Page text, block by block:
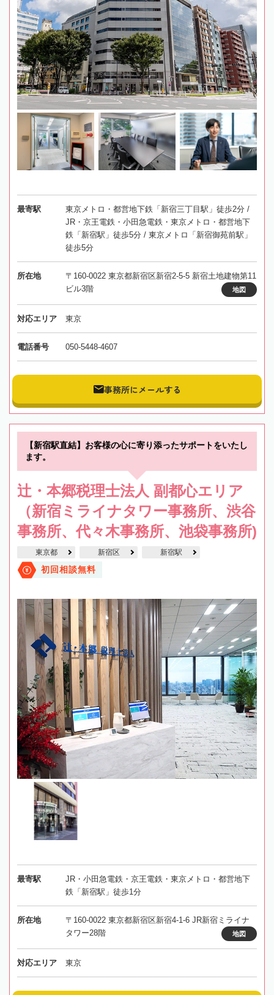
最寄駅
東京メトロ・都営地下鉄「新宿三丁目駅」徒歩2分 /
JR・京王電鉄・小田急電鉄・東京メトロ・都営地下
鉄「新宿駅」徒歩5分 / 東京メトロ「新宿御苑前駅」
徒歩5分
所在地
〒160-0022 東京都新宿区新宿2-5-5 新宿土地建物第11
ビル3階
地図
対応エリア 東京
電話番号 050-5448-4607
事務所にメールする
【新宿駅直結】お客様の心に寄り添ったサポートをいたし
ます。
辻・本郷税理士法人 副都心エリア
（新宿ミライナタワー事務所、渋谷
事務所、代々木事務所、池袋事務所)
東京都 新宿区 新宿駅
初回相談無料
最寄駅
JR・小田急電鉄・京王電鉄・東京メトロ・都営地下
鉄「新宿駅」徒歩1分
所在地
〒160-0022 東京都新宿区新宿4-1-6 JR新宿ミライナ
タワー28階
地図
対応エリア 東京